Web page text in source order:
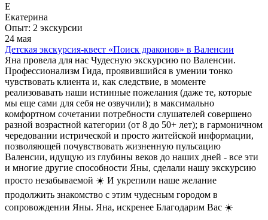
Е
Екатерина
Опыт: 2 экскурсии
24 мая
Детская экскурсия-квест «Поиск драконов» в Валенсии
Яна провела для нас Чудесную экскурсию по Валенсии.
Профессионализм Гида, проявившийся в умении тонко
чувствовать клиента и, как следствие, в моменте
реализовавать наши истинные пожелания (даже те, которые
мы еще сами для себя не озвучили); в максимально
комфортном сочетании потребности слушателей совершено
разной возрастной категории (от 8 до 50+ лет); в гармоничном
чередовании истрической и просто житейской информации,
позволяющей почувствовать жизненную пульсацию
Валенсии, идущую из глубины веков до наших дней - все эти
и многие другие способности Яны, сделали нашу экскурсию
просто незабываемой ☀️ И укрепили наше желание
продолжить знакомство с этим чудесным городом в
сопровождении Яны. Яна, искренее Благодарим Вас ☀️